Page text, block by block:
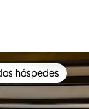
preferidos
hóspedes